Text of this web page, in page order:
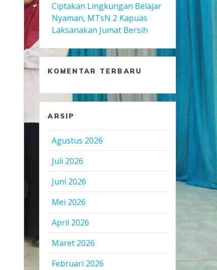
Ciptakan Lingkungan Belajar
Nyaman, MTsN 2 Kapuas
Laksanakan Jumat Bersih
KOMENTAR TERBARU
ARSIP
Agustus 2026
Juli 2026
Juni 2026
Mei 2026
April 2026
Maret 2026
Februari 2026